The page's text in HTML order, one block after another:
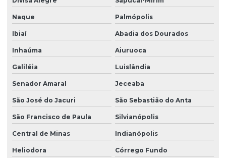
Naque Palmópolis
Ibiaí Abadia dos Dourados
Inhaúma Aiuruoca
Galiléia Luislândia
Senador Amaral Jeceaba
São José do Jacuri São Sebastião do Anta
São Francisco de Paula Silvianópolis
Central de Minas Indianópolis
Heliodora Córrego Fundo